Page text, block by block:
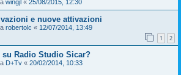
wingjl « 25/08/2015, 12:30
e nuove attivazioni
robertolc « 12/07/2014, 13:49
1 2
su Radio Studio Sicar?
D+Tv « 20/02/2014, 10:33